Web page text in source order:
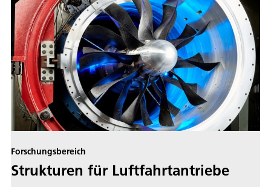
Forschungsbereich
Strukturen für Luftfahrtantriebe